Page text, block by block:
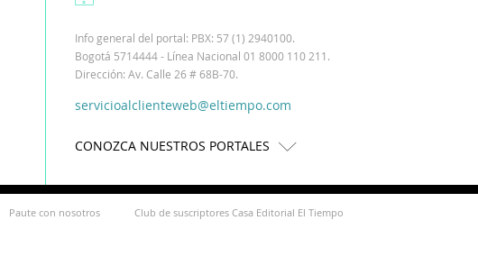
Info general del portal: PBX: 57 (1) 2940100.
Bogotá 5714444 - Línea Nacional 01 8000 110 211.
Dirección: Av. Calle 26 # 68B-70.
servicioalclienteweb@eltiempo.com
CONOZCA NUESTROS PORTALES
Paute con nosotros Club de suscriptores Casa Editorial El Tiempo